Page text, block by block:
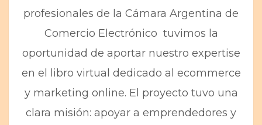
profesionales de la Cámara Argentina de
Comercio Electrónico tuvimos la
oportunidad de aportar nuestro expertise
en el libro virtual dedicado al ecommerce
y marketing online. El proyecto tuvo una
clara misión: apoyar a emprendedores y